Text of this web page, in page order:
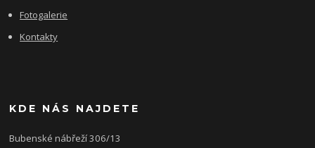
Fotogalerie
Kontakty
KDE NÁS NAJDETE
Bubenské nábřeží 306/13